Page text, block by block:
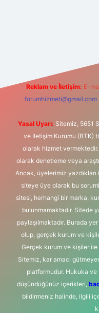
Reklam ve İletişim: E-
forumhizmeti@gmail.com
Yasal Uyarı: Sitemiz, 5651
ve İletişim Kurumu (BTK)
olarak hizmet
olarak denetleme veya
Ancak, üyelerimiz
siteye üye olarak bu
sitesi, herhangi bir marka,
bulunmamaktadır. Sitede
paylaşılmaktadır. Burada
olup, gerçek kurum ve
Gerçek kurum ve kişiler
Sitemiz, kar amacı
platformudur. Hukuka ve
düşündüğünüz içerikleri,
bildirmeniz halinde, ilgili